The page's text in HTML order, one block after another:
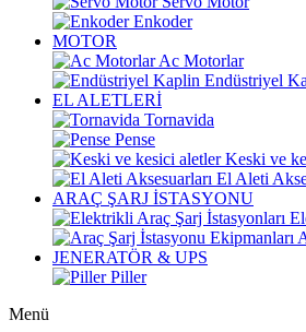
Enkoder
MOTOR
Ac Motorlar
Endüstriyel
EL ALETLERİ
Tornavida
Pense
Keski ve
El Aleti
ARAÇ ŞARJ İSTASYONU
JENERATÖR & UPS
Piller
Menü